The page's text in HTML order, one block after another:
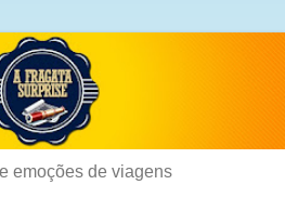
emoções de viagens